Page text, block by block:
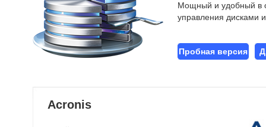
Мощный и удобный в
управления дисками
Пробная версия
Acronis